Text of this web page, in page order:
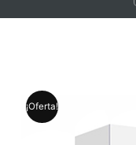
¡Oferta!